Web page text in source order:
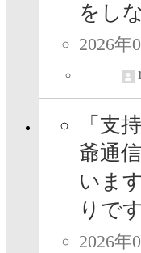
をし
2026年
「支
爺通
いま
りで
2026年